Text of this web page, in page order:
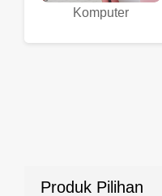
Komputer
Produk Pilihan